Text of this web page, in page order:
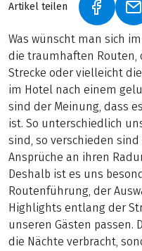
Artikel teilen (LINK
Was wünscht man sich
die traumhaften
Strecke oder vielleicht
im Hotel nach einem
sind der Meinung, dass
ist. So unterschiedlich
sind, so verschieden
Ansprüche an ihren
Deshalb ist es uns
Routenführung, der
Highlights entlang der
unseren Gästen passen.
die Nächte verbracht,